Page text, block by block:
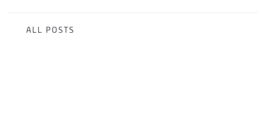
ALL POSTS